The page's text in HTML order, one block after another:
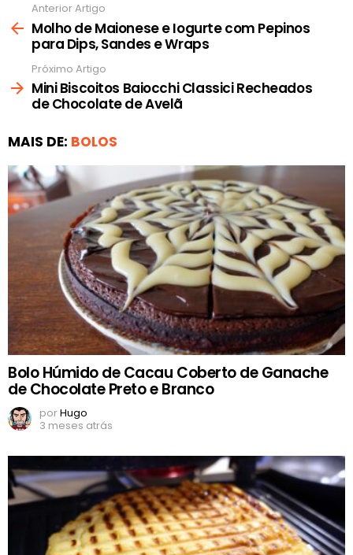
mais
Anterior Artigo
Molho de Maionese e Iogurte com Pepinos
para Dips, Sandes e Wraps
Próximo Artigo
Mini Biscoitos Baiocchi Classici Recheados
de Chocolate de Avelã
MAIS DE: BOLOS
Bolo Húmido de Cacau Coberto de Ganache
de Chocolate Preto e Branco
porHugo
3 meses atrás